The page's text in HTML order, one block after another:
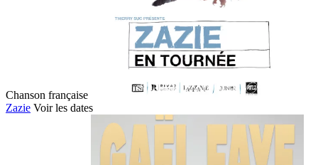
Chanson française
Zazie Voir les dates